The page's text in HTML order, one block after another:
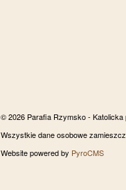
© 2026 Parafia Rzymsko -
Wszystkie dane osobowe
Website powered by PyroCMS